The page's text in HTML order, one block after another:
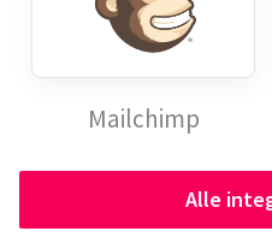
Mailchimp
Alle